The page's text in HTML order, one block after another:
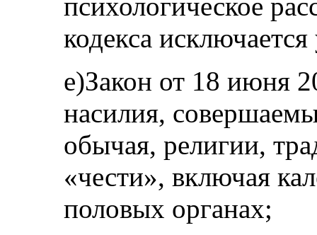
кодекса
e)Закон от 18 июня
насилия,
обычая, религии,
«чести», включая
половых органах;